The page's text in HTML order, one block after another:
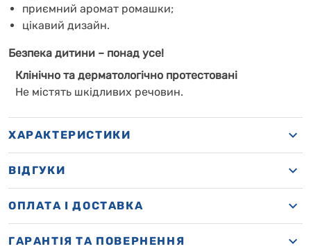
приємний аромат ромашки;
цікавий дизайн.
Безпека дитини – понад усе!
Клінічно та дерматологічно протестовані
Не містять шкідливих речовин.
ХАРАКТЕРИСТИКИ
ВІДГУКИ
OПЛАТА І ДОСТАВКА
ГАРАНТІЯ ТА ПОВЕРНЕННЯ